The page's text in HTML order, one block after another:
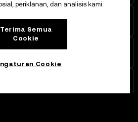
periklanan, dan analisis kami.
Terima Semua
Cookie
Cookie